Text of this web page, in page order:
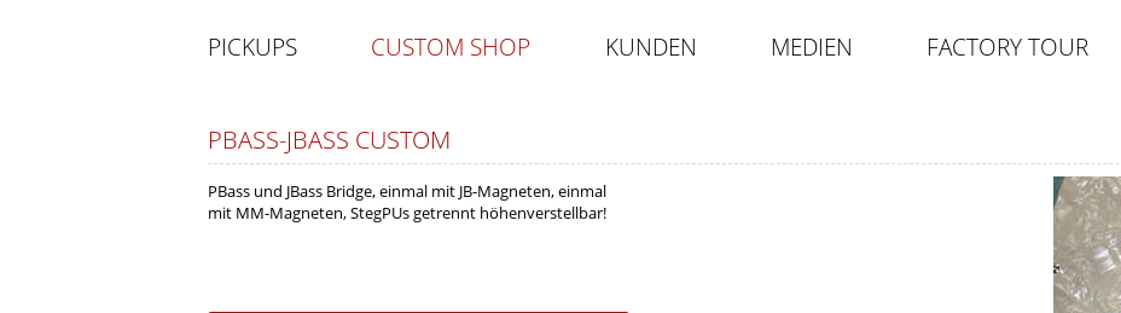
PICKUPS CUSTOM SHOP KUNDEN MEDIEN FACTORY TOUR
PBASS-JBASS CUSTOM
PBass und JBass Bridge, einmal mit JB-Magneten, einmal
mit MM-Magneten, StegPUs getrennt höhenverstellbar!